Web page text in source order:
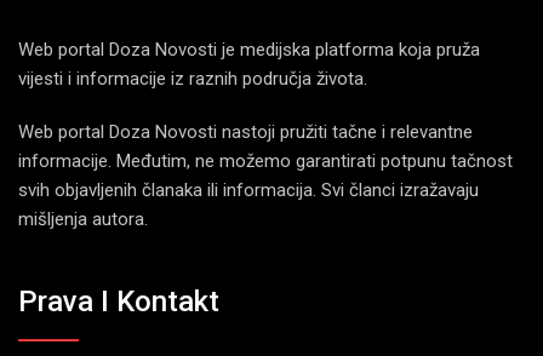
Web portal Doza Novosti je medijska platforma koja pruža
vijesti i informacije iz raznih područja života.
Web portal Doza Novosti nastoji pružiti tačne i relevantne
informacije. Međutim, ne možemo garantirati potpunu tačnost
svih objavljenih članaka ili informacija. Svi članci izražavaju
mišljenja autora.
Prava I Kontakt